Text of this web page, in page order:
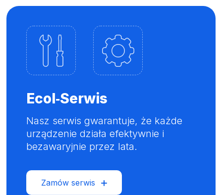
Ecol‑Serwis
Nasz serwis gwarantuje, że każde
urządzenie działa efektywnie i
bezawaryjnie przez lata.
Zamów serwis